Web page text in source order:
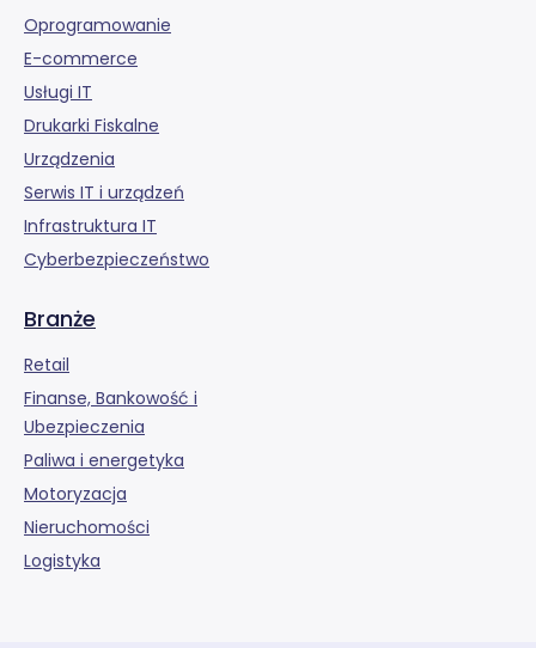
Oprogramowanie
E-commerce
Usługi IT
Drukarki Fiskalne
Urządzenia
Serwis IT i urządzeń
Infrastruktura IT
Cyberbezpieczeństwo
Branże
Retail
Finanse, Bankowość i
Ubezpieczenia
Paliwa i energetyka
Motoryzacja
Nieruchomości
Logistyka